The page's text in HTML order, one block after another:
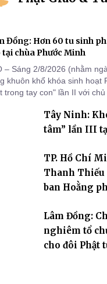
Đồng: Hơn 60 tu sinh
tại chùa Phước Minh
– Sáng 2/8/2026 (nhằm
khuôn khổ khóa sinh hoạt
trong tay con" lần II với
lễ phát nguyện quy y Tam
Tây Ninh:
tâm” lần III
TP. Hồ Chí
Thanh Thiếu
ban Hoằng
nhiệm kỳ IX
Lâm Đồng:
nghiêm tổ
cho đôi Phật